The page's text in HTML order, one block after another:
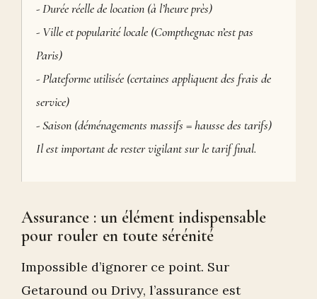
- Durée réelle de location (à l’heure près)
- Ville et popularité locale (Compthegnac n’est pas
Paris)
- Plateforme utilisée (certaines appliquent des frais de
service)
- Saison (déménagements massifs = hausse des tarifs)
Il est important de rester vigilant sur le tarif final.
Assurance : un élément indispensable
pour rouler en toute sérénité
Impossible d’ignorer ce point. Sur
Getaround ou Drivy, l’assurance est